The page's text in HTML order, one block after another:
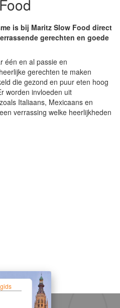
is bij Maritz Slow Food direct
gerechten en goede
één en al passie en
gerechten te maken
die gezond en puur eten hoog
worden invloeden uit
Italiaans, Mexicaans en
verrassing welke heerlijkheden